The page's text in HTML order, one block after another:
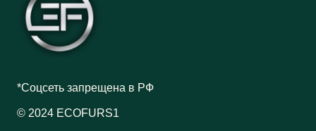
*Соцсеть запрещена в РФ
© 2024 ECOFURS1